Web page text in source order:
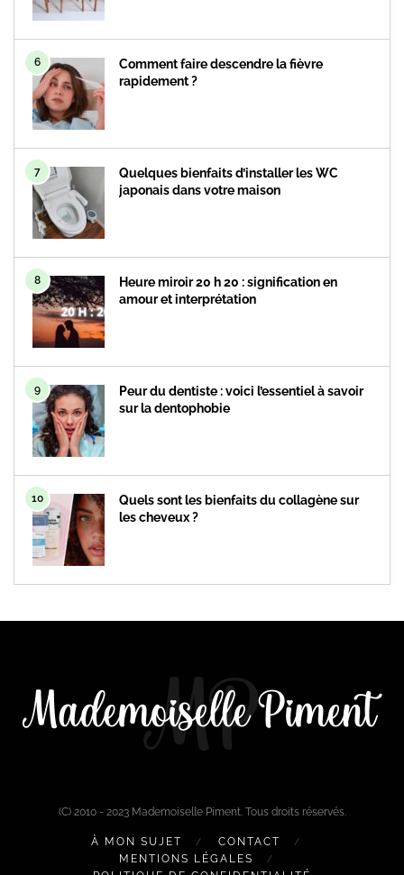
6
Comment faire descendre la fièvre
rapidement ?
7
Quelques bienfaits d’installer les WC
japonais dans votre maison
8
Heure miroir 20 h 20 : signification en
amour et interprétation
9
Peur du dentiste : voici l’essentiel à savoir
sur la dentophobie
10
Quels sont les bienfaits du collagène sur
les cheveux ?
(C) 2010 - 2023 Mademoiselle Piment. Tous droits réservés.
À MON SUJET
CONTACT
MENTIONS LÉGALES